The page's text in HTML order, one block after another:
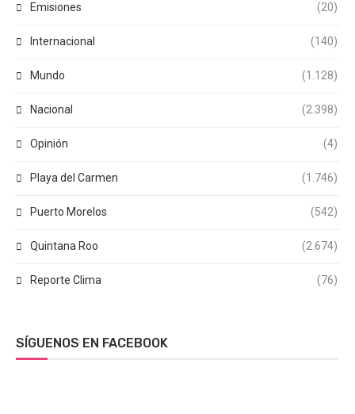
Emisiones (20)
Internacional (140)
Mundo (1.128)
Nacional (2.398)
Opinión (4)
Playa del Carmen (1.746)
Puerto Morelos (542)
Quintana Roo (2.674)
Reporte Clima (76)
SÍGUENOS EN FACEBOOK